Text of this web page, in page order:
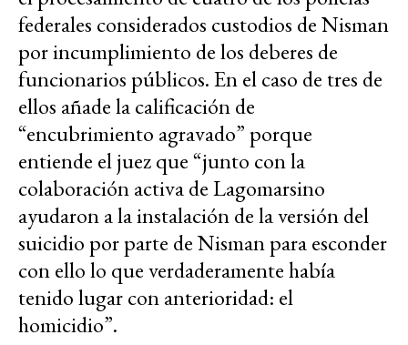
federales considerados custodios de Nisman
por incumplimiento de los deberes de
funcionarios públicos. En el caso de tres de
ellos añade la calificación de
“encubrimiento agravado” porque
entiende el juez que “junto con la
colaboración activa de Lagomarsino
ayudaron a la instalación de la versión del
suicidio por parte de Nisman para esconder
con ello lo que verdaderamente había
tenido lugar con anterioridad: el
homicidio”.